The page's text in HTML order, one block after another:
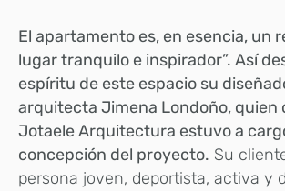
El apartamento es, en esencia, un
lugar tranquilo e inspirador”. Así
espíritu de este espacio su
arquitecta Jimena Londoño, quien
Jotaele Arquitectura estuvo a
concepción del proyecto. Su
persona joven, deportista, activa y